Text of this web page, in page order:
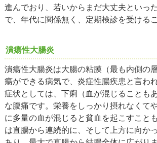
進んでおり、若いからまだ大丈夫といっ
で、年代に関係無く、定期検診を受ける
潰瘍性大腸炎
潰瘍性大腸炎は大腸の粘膜（最も内側の
瘍ができる病気で、炎症性腸疾患と言わ
症状としては、下痢（血が混じることも
な腹痛です。栄養をしっかり摂れなくて
に多量の血が混じると貧血を起こすこと
は直腸から連続的に、そして上方に向か